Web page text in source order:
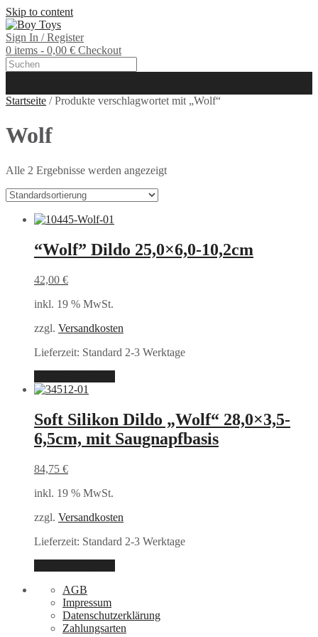
Skip to content
Sign In / Register
0 items - 0,00 € Checkout
Startseite / Produkte verschlagwortet mit „Wolf“
Wolf
Alle 2 Ergebnisse werden angezeigt
“Wolf” Dildo 25,0×6,0-10,2cm
42,00 €
inkl. 19 % MwSt.
zzgl. Versandkosten
Lieferzeit: Standard 2-3 Werktage
Soft Silikon Dildo „Wolf“ 28,0×3,5-
6,5cm, mit Saugnapfbasis
84,75 €
inkl. 19 % MwSt.
zzgl. Versandkosten
Lieferzeit: Standard 2-3 Werktage
AGB
Impressum
Datenschutzerklärung
Zahlungsarten